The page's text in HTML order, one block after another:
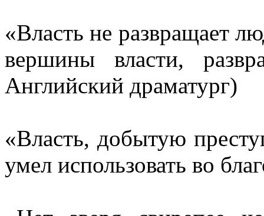
«Власть не развращает
вершины власти,
Английский драматург)
«Власть, добытую
умел использовать во